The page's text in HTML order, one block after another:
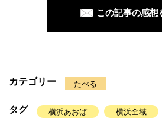
この記事の感想
カテゴリー たべる
タグ 横浜あおば 横浜全域